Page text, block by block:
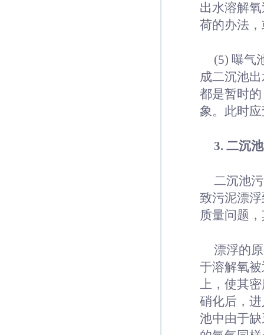
出水溶解
荷的办法
(5) 曝气
成二沉池
都是暂时
象。此时
3. 二沉
二沉池
致污泥漂
质量问题
漂浮的
于溶解氧
上，使其
硝化后，
池中由于